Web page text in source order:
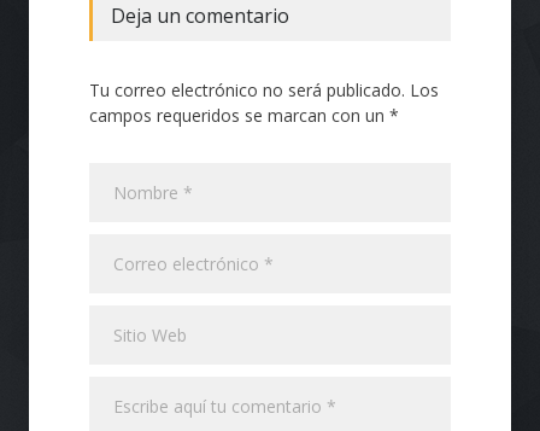
Deja un comentario
Tu correo electrónico no será publicado. Los
campos requeridos se marcan con un *